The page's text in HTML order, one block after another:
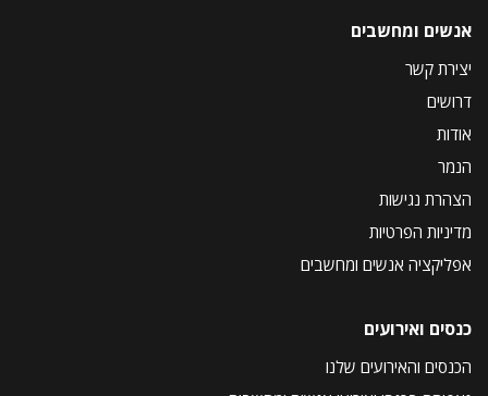
אנשים ומחשבים
יצירת קשר
דרושים
אודות
הנמר
הצהרת נגישות
מדיניות הפרטיות
אפליקציה אנשים ומחשבים
כנסים ואירועים
הכנסים והאירועים שלנו